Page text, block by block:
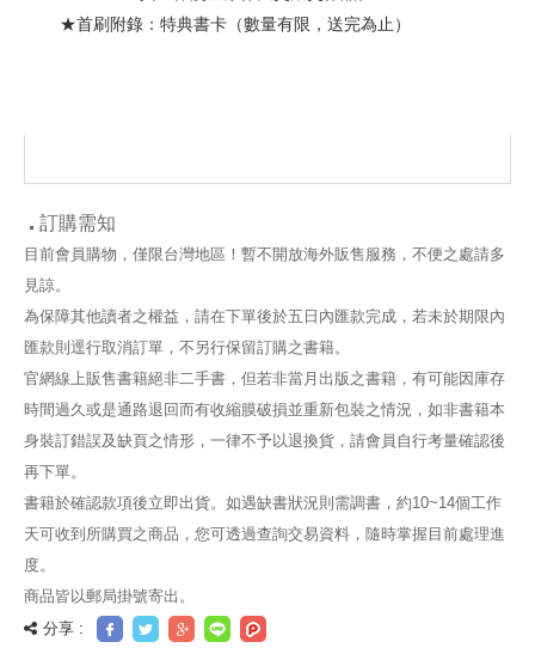
★首刷附錄：特典書卡（數量有限，送完為止）
訂購需知
目前會員購物，僅限台灣地區！暫不開放海外販售服務，不便之處請多
見諒。
為保障其他讀者之權益，請在下單後於五日內匯款完成，若未於期限內
匯款則逕行取消訂單，不另行保留訂購之書籍。
官網線上販售書籍絕非二手書，但若非當月出版之書籍，有可能因庫存
時間過久或是通路退回而有收縮膜破損並重新包裝之情況，如非書籍本
身裝訂錯誤及缺頁之情形，一律不予以退換貨，請會員自行考量確認後
再下單。
書籍於確認款項後立即出貨。如遇缺書狀況則需調書，約10~14個工作
天可收到所購買之商品，您可透過查詢交易資料，隨時掌握目前處理進
度。
商品皆以郵局掛號寄出。
分享 :